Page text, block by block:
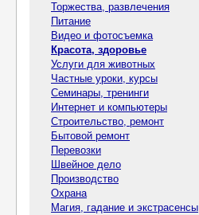
Торжества, развлечения
Питание
Видео и фотосъемка
Красота, здоровье
Услуги для животных
Частные уроки, курсы
Семинары, тренинги
Интернет и компьютеры
Строительство, ремонт
Бытовой ремонт
Перевозки
Швейное дело
Производство
Охрана
Магия, гадание и экстрасенсы